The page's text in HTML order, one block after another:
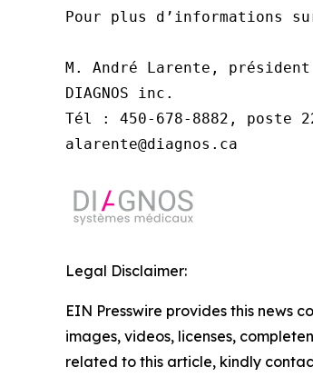
Pour plus d’informations
M. André Larente, président
DIAGNOS inc.
Tél : 450-678-8882, poste
alarente@diagnos.ca
Legal Disclaimer:
EIN Presswire provides this news
images, videos, licenses,
related to this article, kindly